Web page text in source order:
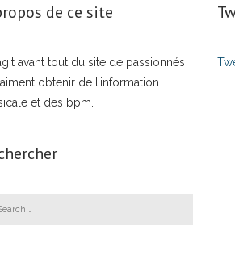
de ce site
avant tout du site de passionnés
obtenir de l’information
et des bpm.